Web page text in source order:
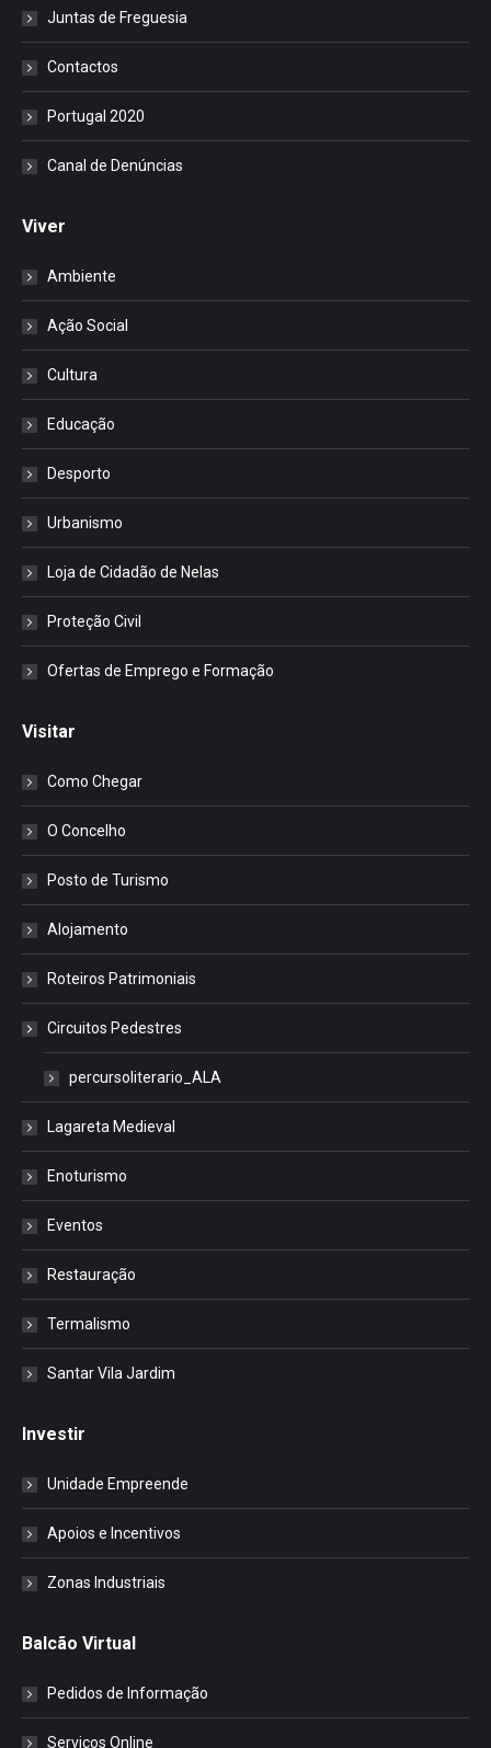
Juntas de Freguesia
Contactos
Portugal 2020
Canal de Denúncias
Viver
Ambiente
Ação Social
Cultura
Educação
Desporto
Urbanismo
Loja de Cidadão de Nelas
Proteção Civil
Ofertas de Emprego e Formação
Visitar
Como Chegar
O Concelho
Posto de Turismo
Alojamento
Roteiros Patrimoniais
Circuitos Pedestres
percursoliterario_ALA
Lagareta Medieval
Enoturismo
Eventos
Restauração
Termalismo
Santar Vila Jardim
Investir
Unidade Empreende
Apoios e Incentivos
Zonas Industriais
Balcão Virtual
Pedidos de Informação
Serviços Online